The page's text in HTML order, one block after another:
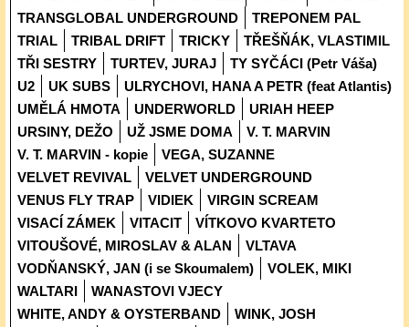
TRANSGLOBAL UNDERGROUND
TREPONEM PAL
TRIAL
TRIBAL DRIFT TRICKY
TŘEŠŇÁK, VLASTIMIL
TŘI SESTRY
TURTEV, JURAJ
TY SYČÁCI (Petr Váša)
U2
UK SUBS
ULRYCHOVI, HANA A PETR (feat Atlantis)
UMĚLÁ HMOTA
UNDERWORLD
URIAH HEEP
URSINY, DEŽO
UŽ JSME DOMA
V. T. MARVIN
V. T. MARVIN - kopie
VEGA, SUZANNE
VELVET REVIVAL
VELVET UNDERGROUND
VENUS FLY TRAP
VIDIEK
VIRGIN SCREAM
VISACÍ ZÁMEK
VITACIT
VÍTKOVO KVARTETO
VITOUŠOVÉ, MIROSLAV & ALAN
VLTAVA
VODŇANSKÝ, JAN (i se Skoumalem)
VOLEK, MIKI
WALTARI
WANASTOVI VJECY
WHITE, ANDY & OYSTERBAND
WINK, JOSH